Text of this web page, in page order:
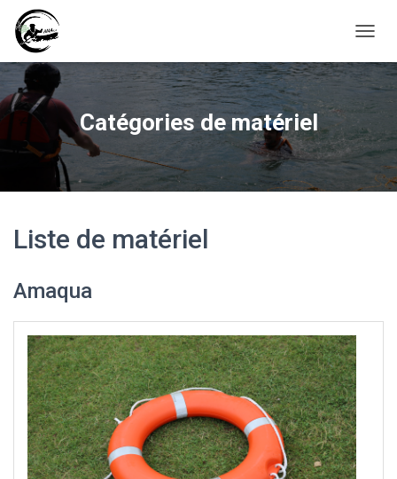
É
P
I
E
R
Catégories de matériel
Liste de matériel
Amaqua